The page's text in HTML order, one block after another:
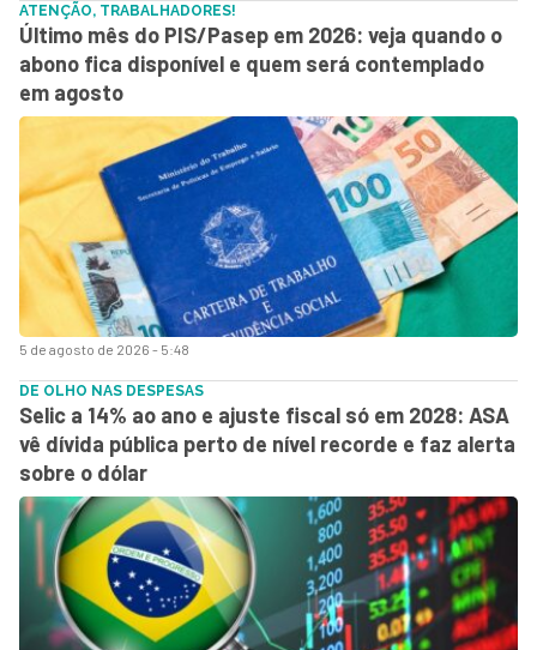
5 de agosto de 2026 - 5:48
ATENÇÃO, TRABALHADORES!
Último mês do PIS/Pasep em 2026: veja quando o
abono fica disponível e quem será contemplado
em agosto
DE OLHO NAS DESPESAS
Selic a 14% ao ano e ajuste fiscal só em 2028: ASA
vê dívida pública perto de nível recorde e faz alerta
sobre o dólar